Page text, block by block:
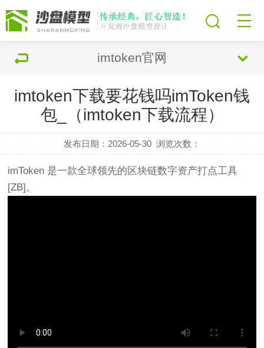
imtoken官网
imtoken下载要花钱吗imToken钱
包_（imtoken下载流程）
发布日期：2026-05-30 浏览次数：
imToken 是一款全球领先的区块链数字资产打点工具
[ZB]。